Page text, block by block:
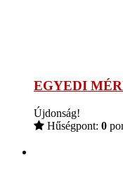
EGYEDI
Újdonság!
Hűségpont: 0